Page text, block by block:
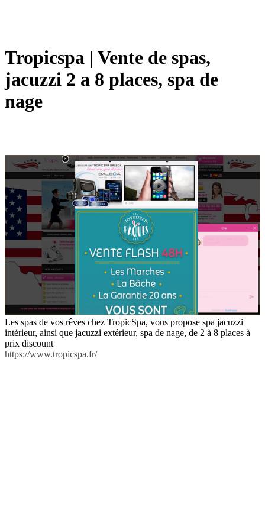
Tropicspa | Vente de spas,
jacuzzi 2 a 8 places, spa de
nage
Les spas de vos rêves chez TropicSpa, vous propose spa jacuzzi
intérieur, ainsi que jacuzzi extérieur, spa de nage, de 2 à 8 places à
prix discount
https://www.tropicspa.fr/